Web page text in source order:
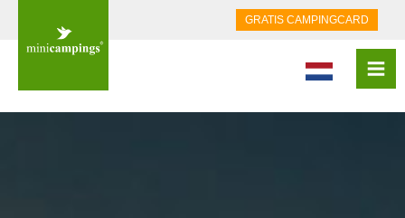
GRATIS CAMPINGCARD